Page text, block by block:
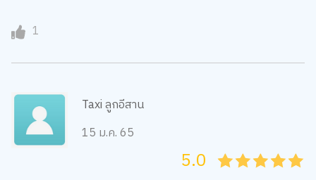
1
Taxi ลูกอีสาน
15 ม.ค. 65
45
4
35
3
25
2
15
1
05
5.0